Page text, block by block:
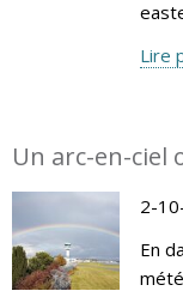
Lire
Un arc-en-ciel
2-
En